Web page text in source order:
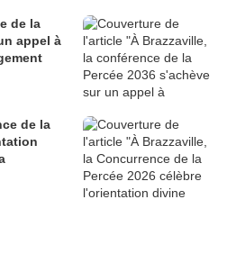
de la
appel à
de la